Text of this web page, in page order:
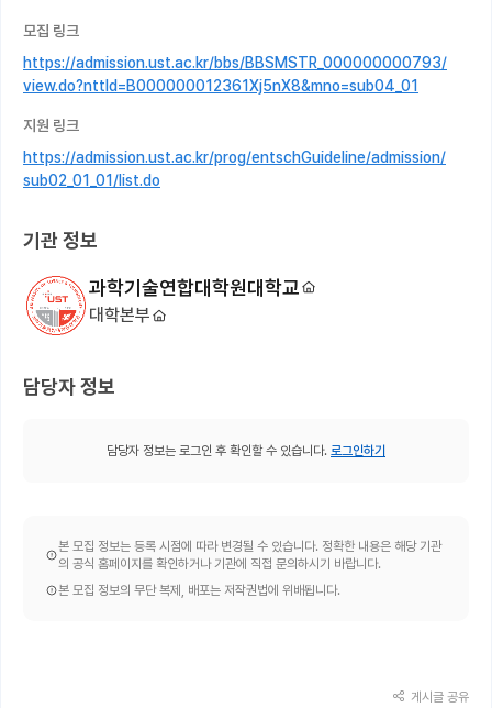
모집 링크
https://admission.ust.ac.kr/bbs/BBSMSTR_000000000793/
view.do?nttId=B000000012361Xj5nX8&mno=sub04_01
지원 링크
https://admission.ust.ac.kr/prog/entschGuideline/admission/
sub02_01_01/list.do
기관 정보
과학기술연합대학원대학교
대학본부
담당자 정보
담당자 정보는 로그인 후 확인할 수 있습니다. 로그인하기
본 모집 정보는 등록 시점에 따라 변경될 수 있습니다. 정확한 내용은 해당 기관
의 공식 홈페이지를 확인하거나 기관에 직접 문의하시기 바랍니다.
본 모집 정보의 무단 복제, 배포는 저작권법에 위배됩니다.
게시글 공유